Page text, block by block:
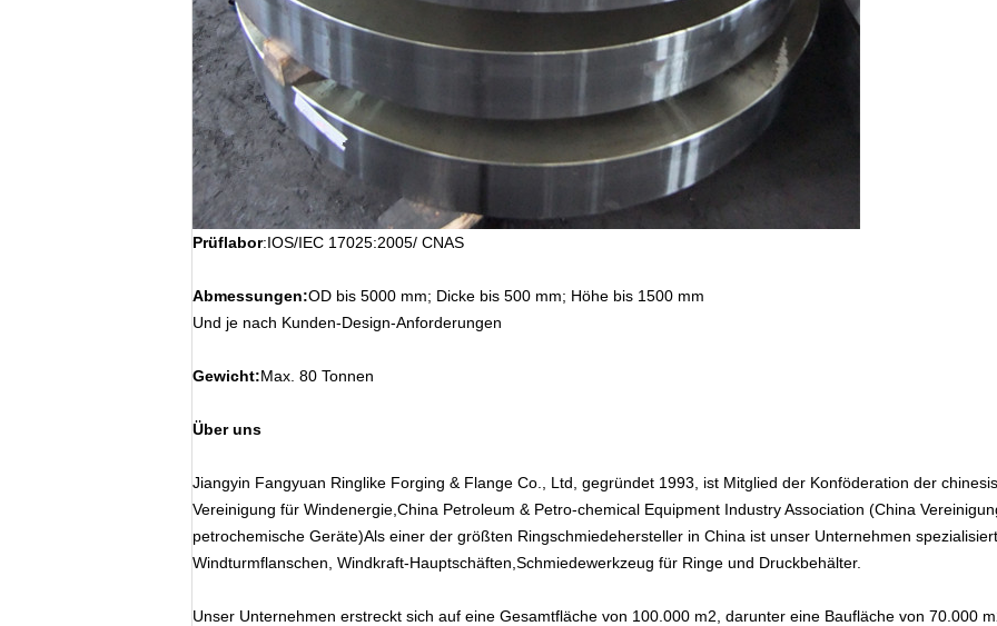
Prüflabor:IOS/IEC 17025:2005/ CNAS
Abmessungen:OD bis 5000 mm; Dicke bis 500 mm; Höhe bis 1500 mm
Und je nach Kunden-Design-Anforderungen
Gewicht:Max. 80 Tonnen
Über uns
Jiangyin Fangyuan Ringlike Forging & Flange Co., Ltd, gegründet 1993, ist Mitglied der Konföderation der
Vereinigung für Windenergie,China Petroleum & Petro-chemical Equipment Industry Association (China
petrochemische Geräte)Als einer der größten Ringschmiedehersteller in China ist unser Unternehmen
Windturmflanschen, Windkraft-Hauptschäften,Schmiedewerkzeug für Ringe und Druckbehälter.
Unser Unternehmen erstreckt sich auf eine Gesamtfläche von 100.000 m2, darunter eine Baufläche von 70.000